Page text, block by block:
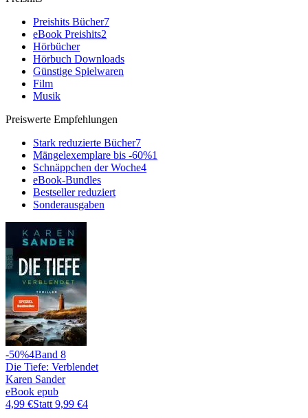
Preishits Bücher7
eBook Preishits2
Hörbücher
Hörbuch Downloads
Günstige Spielwaren
Film
Musik
Preiswerte Empfehlungen
Stark reduzierte Bücher7
Mängelexemplare bis -60%1
Schnäppchen der Woche4
eBook-Bundles
Bestseller reduziert
Sonderausgaben
-50%4Band 8
Die Tiefe: Verblendet
Karen Sander
eBook epub
4,99 €Statt 9,99 €4